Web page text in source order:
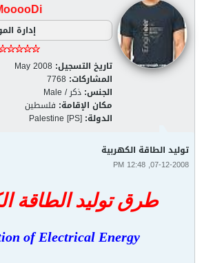
إدارة
تاريخ التسجيل: May 2008
المشاركات: 7768
الجنس: ذكر / Male
مكان الإقامة: فلسطين
الدولة: Palestine [PS]
توليد الطاقة الكهربية
07-12-2008, 12:48 PM
طرق توليد الطاقة
of Electrical Energy